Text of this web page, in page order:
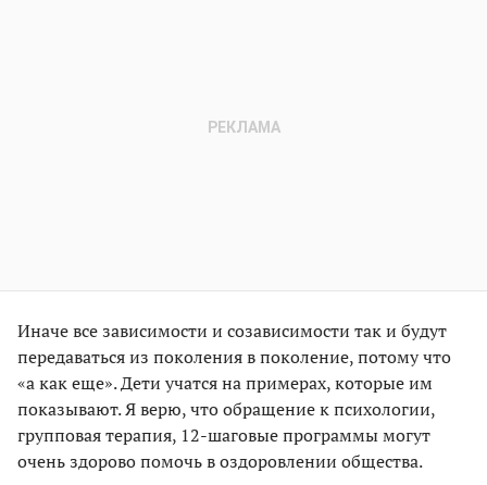
Иначе все зависимости и созависимости так и будут
передаваться из поколения в поколение, потому что
«а как еще». Дети учатся на примерах, которые им
показывают. Я верю, что обращение к психологии,
групповая терапия, 12-шаговые программы могут
очень здорово помочь в оздоровлении общества.